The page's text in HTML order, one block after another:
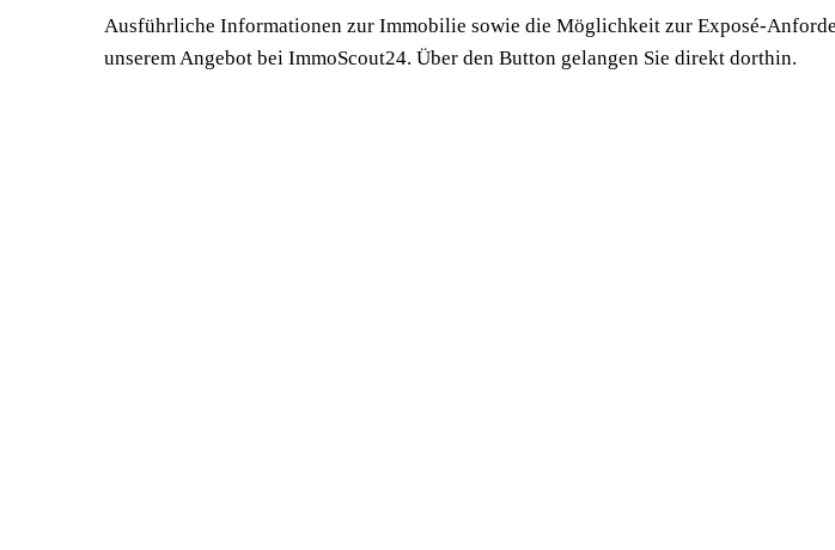
Ausführliche Informationen zur Immobilie sowie die Möglichkeit zur Exposé-
unserem Angebot bei ImmoScout24. Über den Button gelangen Sie direkt dorthin.